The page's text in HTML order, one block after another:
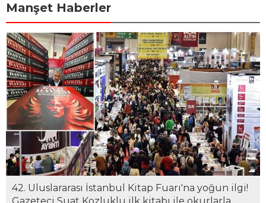
Manşet Haberler
42. Uluslararası İstanbul Kitap Fuarı'na yoğun ilgi!